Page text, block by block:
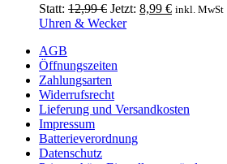
Statt: 12,99€ Ursprünglicher
Preis
Jetzt: 8,99 €Aktueller
inkl. MwSt
Uhren & Wecker
AGB
Öffnungszeiten
Zahlungsarten
Widerrufsrecht
Lieferung und Versandkosten
Impressum
Batterieverordnung
Datenschutz